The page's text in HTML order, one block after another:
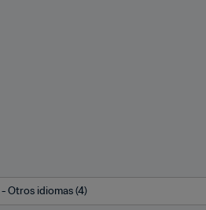
- Otros idiomas (4)